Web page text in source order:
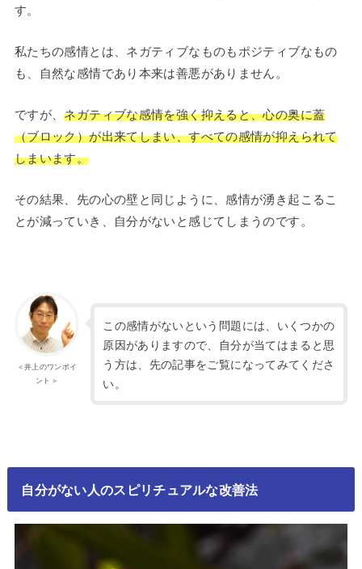
す。
私たちの感情とは、ネガティブなものもポジティブなもの
も、自然な感情であり本来は善悪がありません。
ですが、ネガティブな感情を強く抑えると、心の奥に蓋
（ブロック）が出来てしまい、すべての感情が抑えられて
しまいます。
その結果、先の心の壁と同じように、感情が湧き起こるこ
とが減っていき、自分がないと感じてしまうのです。
＜井上のワンポイ
ント＞
この感情がないという問題には、いくつかの
原因がありますので、自分が当てはまると思
う方は、先の記事をご覧になってみてくださ
い。
自分がない人のスピリチュアルな改善法